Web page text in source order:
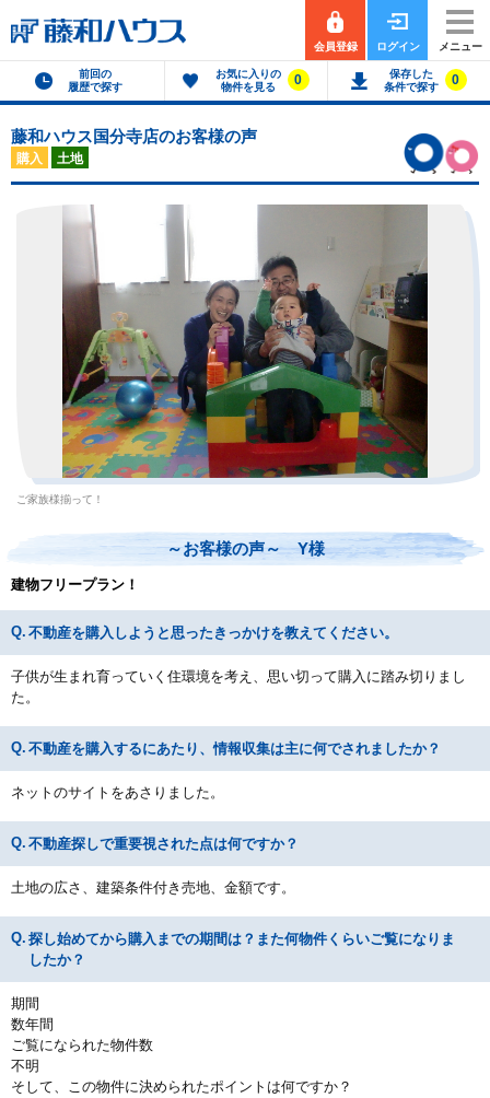
会員登録 ログイン メニュー
前回の
履歴で探す
お気に入りの
物件を見る
0
保存した
条件で探す
0
藤和ハウス国分寺店のお客様の声
購入 土地
ご家族様揃って！
～お客様の声～ Y様
建物フリープラン！
不動産を購入しようと思ったきっかけを教えてください。
子供が生まれ育っていく住環境を考え、思い切って購入に踏み切りまし
た。
不動産を購入するにあたり、情報収集は主に何でされましたか？
ネットのサイトをあさりました。
不動産探しで重要視された点は何ですか？
土地の広さ、建築条件付き売地、金額です。
探し始めてから購入までの期間は？また何物件くらいご覧になりま
したか？
期間
数年間
ご覧になられた物件数
不明
そして、この物件に決められたポイントは何ですか？